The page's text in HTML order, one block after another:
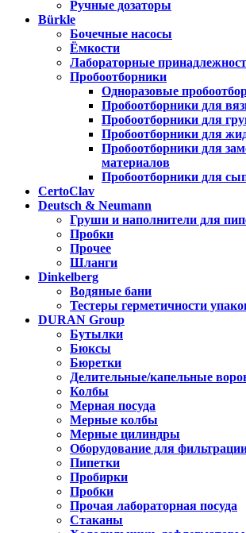
Ручные дозаторы
Bürkle
Бочечные насосы
Ёмкости
Лабораторные
Пробоотборники
Одноразовые
Пробоотборники для
Пробоотборники для
Пробоотборники для
Пробоотборники для
материалов
Пробоотборники для
CertoClav
Deutsch & Neumann
Груши и наполнители для
Пробки
Прочее
Шланги
Dinkelberg
Водяные бани
Тестеры герметичности
DURAN Group
Бутылки
Бюксы
Бюретки
Делительные/капельные
Колбы
Мерная посуда
Мерные колбы
Мерные цилиндры
Оборудование для
Пипетки
Пробирки
Пробки
Прочая лабораторная посуда
Стаканы